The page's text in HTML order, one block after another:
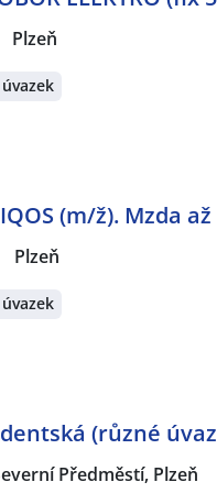
Plzeň
(m/ž). Mzda
Plzeň
(různé
Předměstí, Plzeň